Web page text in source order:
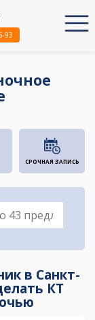
93
СРОЧНАЯ ЗАПИСЬ
в Санкт-
КТ